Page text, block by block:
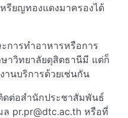
รียญทองแดงมาครองได้
การทำอาหารหรือการ
าวิทยาลัยดุสิตธานีมี แต่ก็
านบริการด้วยเช่นกัน
ต่อสำนักประชาสัมพันธ์
ล pr.pr@dtc.ac.th หรือที่